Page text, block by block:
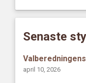
Senaste
april 10, 2026